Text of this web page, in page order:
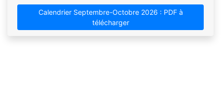
Calendrier Septembre-Octobre 2026 : PDF à
télécharger